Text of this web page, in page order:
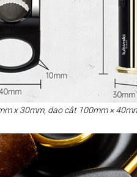
x 30mm, dao cắt 100mm ×